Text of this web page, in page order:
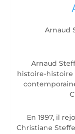
Arnaud
Arnaud
histoire-histoire
En 1997, il
Christiane